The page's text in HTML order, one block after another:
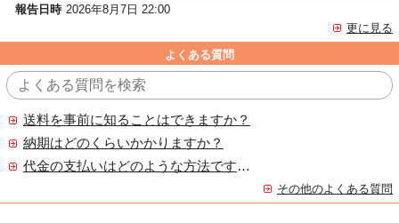
報告日時 2026年8月7日 22:00
更に見る
よくある質問
送料を事前に知ることはできますか？
納期はどのくらいかかりますか？
代金の支払いはどのような方法ですか？
その他のよくある質問